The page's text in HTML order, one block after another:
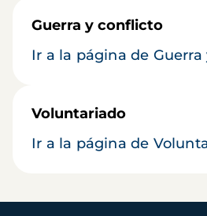
Guerra y conflicto
Ir a la página de
Voluntariado
Ir a la página de